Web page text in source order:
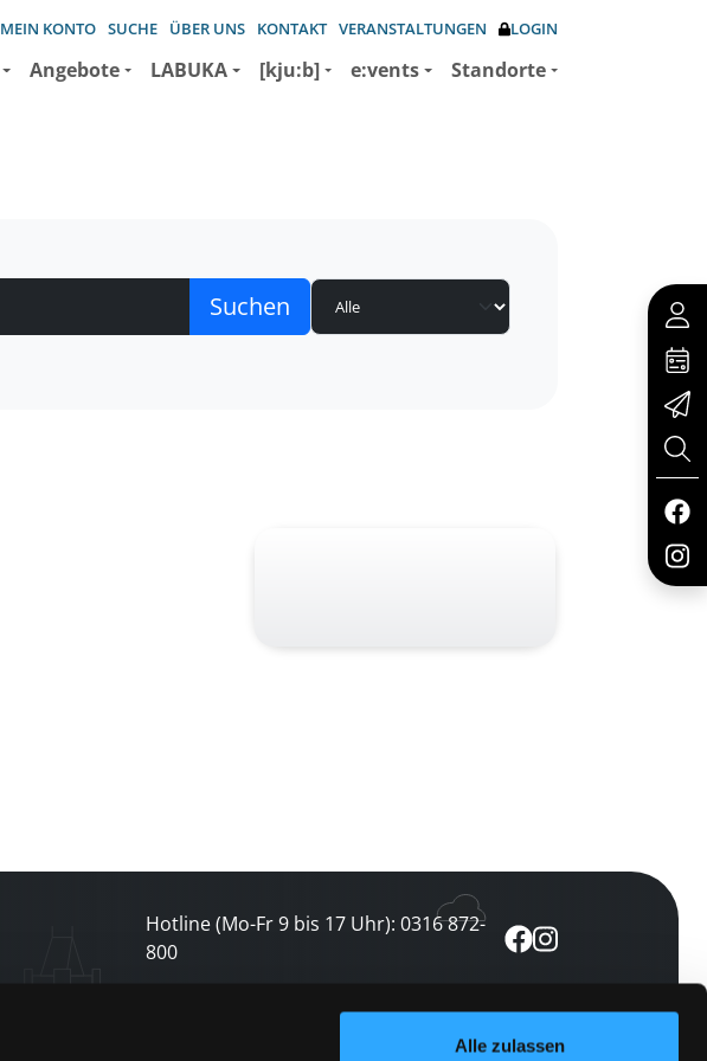
Alle zulassen
MEIN KONTO SUCHE ÜBER UNS KONTAKT VERANSTALTUNGEN LOGIN
Angebote LABUKA [kju:b] e:vents Standorte
Hotline (Mo-Fr 9 bis 17 Uhr): 0316 872-
800
Newsletter abonnieren